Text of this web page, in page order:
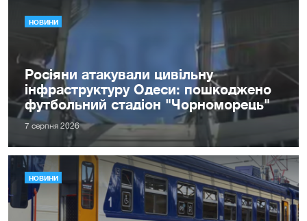
НОВИНИ
Росіяни атакували цивільну
інфраструктуру Одеси: пошкоджено
футбольний стадіон "Чорноморець"
7 серпня 2026
НОВИНИ